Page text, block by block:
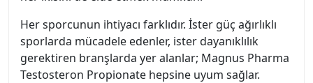
Her sporcunun ihtiyacı farklıdır. İster güç ağırlıklı
sporlarda mücadele edenler, ister dayanıklılık
gerektiren branşlarda yer alanlar; Magnus Pharma
Testosteron Propionate hepsine uyum sağlar.